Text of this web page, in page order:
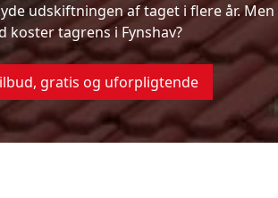
udskiftningen af taget i flere år. Men
koster tagrens i Fynshav?
gratis og uforpligtende